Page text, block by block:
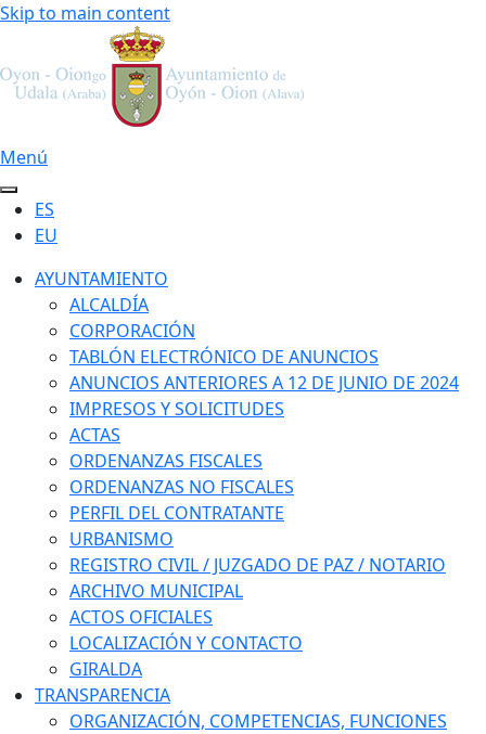
Skip to main content
Menú
ES
EU
AYUNTAMIENTO
ALCALDÍA
CORPORACIÓN
TABLÓN ELECTRÓNICO DE ANUNCIOS
ANUNCIOS ANTERIORES A 12 DE JUNIO DE 2024
IMPRESOS Y SOLICITUDES
ACTAS
ORDENANZAS FISCALES
ORDENANZAS NO FISCALES
PERFIL DEL CONTRATANTE
URBANISMO
REGISTRO CIVIL / JUZGADO DE PAZ / NOTARIO
ARCHIVO MUNICIPAL
ACTOS OFICIALES
LOCALIZACIÓN Y CONTACTO
GIRALDA
TRANSPARENCIA
ORGANIZACIÓN, COMPETENCIAS, FUNCIONES